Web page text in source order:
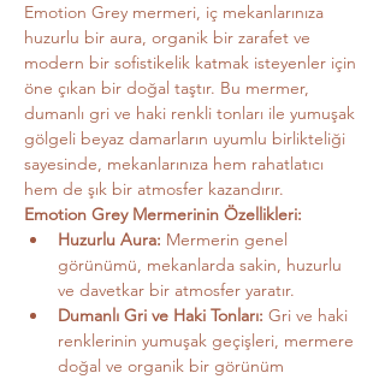
Emotion Grey mermeri, iç mekanlarınıza
huzurlu bir aura, organik bir zarafet ve
modern bir sofistikelik katmak isteyenler için
öne çıkan bir doğal taştır. Bu mermer,
dumanlı gri ve haki renkli tonları ile yumuşak
gölgeli beyaz damarların uyumlu birlikteliği
sayesinde, mekanlarınıza hem rahatlatıcı
hem de şık bir atmosfer kazandırır.
Emotion Grey Mermerinin Özellikleri:
Huzurlu Aura: Mermerin genel
görünümü, mekanlarda sakin, huzurlu
ve davetkar bir atmosfer yaratır.
Dumanlı Gri ve Haki Tonları: Gri ve haki
renklerinin yumuşak geçişleri, mermere
doğal ve organik bir görünüm